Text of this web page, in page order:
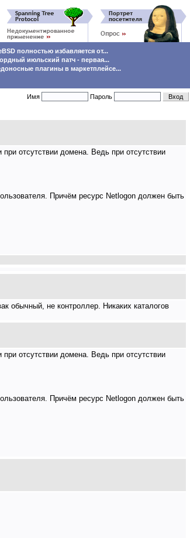
полностью избавляется от...
июльский патч - первая...
плагины в маркетплейсе...
Имя Пароль
отсутствии домена. Ведь при отсутствии
Причём ресурс Netlogon должен быть
обычный, не контроллер. Никаких каталогов
отсутствии домена. Ведь при отсутствии
Причём ресурс Netlogon должен быть